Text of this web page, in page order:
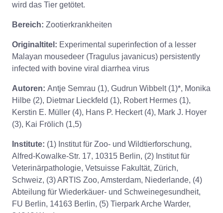
wird das Tier getötet.
Bereich: Zootierkrankheiten
Originaltitel: Experimental superinfection of a lesser
Malayan mousedeer (Tragulus javanicus) persistently
infected with bovine viral diarrhea virus
Autoren: Antje Semrau (1), Gudrun Wibbelt (1)*, Monika
Hilbe (2), Dietmar Lieckfeld (1), Robert Hermes (1),
Kerstin E. Müller (4), Hans P. Heckert (4), Mark J. Hoyer
(3), Kai Frölich (1,5)
Institute: (1) Institut für Zoo- und Wildtierforschung,
Alfred-Kowalke-Str. 17, 10315 Berlin, (2) Institut für
Veterinärpathologie, Vetsuisse Fakultät, Zürich,
Schweiz, (3) ARTIS Zoo, Amsterdam, Niederlande, (4)
Abteilung für Wiederkäuer- und Schweinegesundheit,
FU Berlin, 14163 Berlin, (5) Tierpark Arche Warder,